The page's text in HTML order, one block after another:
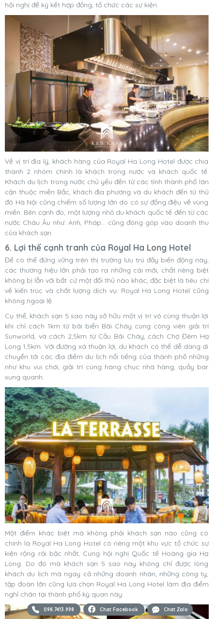
hội nghị để ký kết hợp đồng, tổ chức các sự kiện.
Về vị trí địa lý, khách hàng của Royal Ha Long Hotel được chia
thành 2 nhóm chính là khách trong nước và khách quốc tế.
Khách du lịch trong nước chủ yếu đến từ các tỉnh thành phố lân
cận thuộc miền Bắc, khách địa phương và du khách đến từ thủ
đô Hà Nội cũng chiếm số lượng lớn do có sự đồng điệu về vùng
miền. Bên cạnh đó, một lượng nhỏ du khách quốc tế đến từ các
nước Châu Âu như: Anh, Pháp... cũng đóng góp vào doanh thu
của khách sạn.
6. Lợi thế cạnh tranh của Royal Ha Long Hotel
Để có thể đứng vững trên thị trường lưu trú đầy biến động này,
các thương hiệu lớn phải tạo ra những cái mới, chất riêng biệt
không bị lẫn với bất cứ một đối thủ nào khác, đặc biệt là tiêu chí
về kiến trúc và chất lượng dịch vụ. Royal Ha Long Hotel cũng
không ngoại lệ.
Cụ thể, khách sạn 5 sao này sở hữu một vị trí vô cùng thuận lợi
khi chỉ cách 1km từ bãi biển Bãi Cháy cùng công viên giải trí
Sunworld, và cách 2,5km từ Cầu Bãi Cháy, cách Chợ Đêm Hạ
Long 1,5km. Với đường xá thuận lợi, du khách có thể dễ dàng di
chuyển tới các địa điểm du lịch nổi tiếng của thành phố những
như khu vui chơi, giải trí cùng hàng chục nhà hàng, quầy bar
xung quanh.
Một điểm khác biệt mà không phải khách sạn nào cũng có
chính là Royal Ha Long Hotel có riêng một khu vực tổ chức sự
kiện rộng rãi bậc nhất, Cung hội nghị Quốc tế Hoàng gia Hạ
Long. Do đó mà khách sạn 5 sao này không chỉ được lòng
khách du lịch mà ngay cả những doanh nhân, những công ty,
tập đoàn lớn cũng lựa chọn Royal Ha Long Hotel làm địa điểm
nghỉ chân tại thành phố kỳ quan này.
098.7413.998 Chat Facebook Chat Zalo